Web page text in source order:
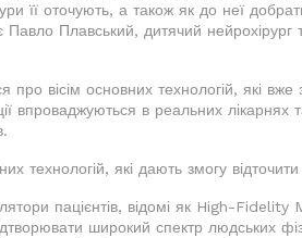
її оточують, а також як до неї
Плавський, дитячий нейрохірург
про вісім основних технологій, які
впроваджуються в реальних
технологій, які дають змогу
пацієнтів, відомі як High-
широкий спектр людських